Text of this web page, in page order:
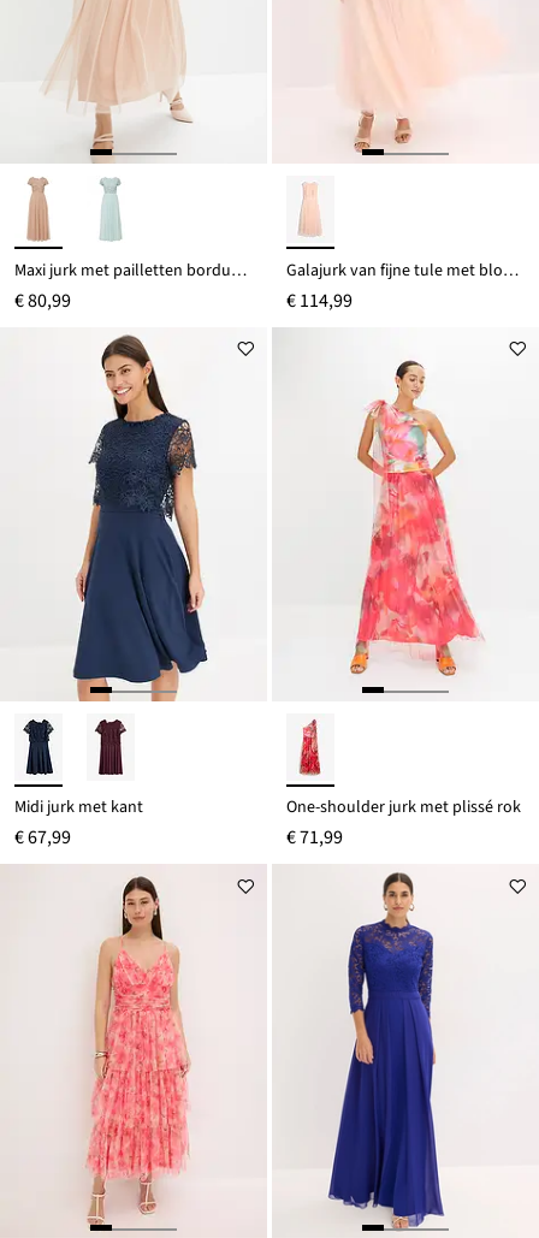
Maxi jurk met pailletten borduursel
€ 80,99
Galajurk van fijne tule met bloemendetails
€ 114,99
Midi jurk met kant
€ 67,99
One-shoulder jurk met plissé rok
€ 71,99